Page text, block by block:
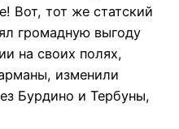
Вот, тот же статский
громадную выгоду
на своих полях,
изменили
Бурдино и Тербуны,